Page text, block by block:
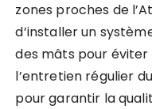
zones proches de
d’installer un
des mâts pour éviter
l’entretien régulier
pour garantir la